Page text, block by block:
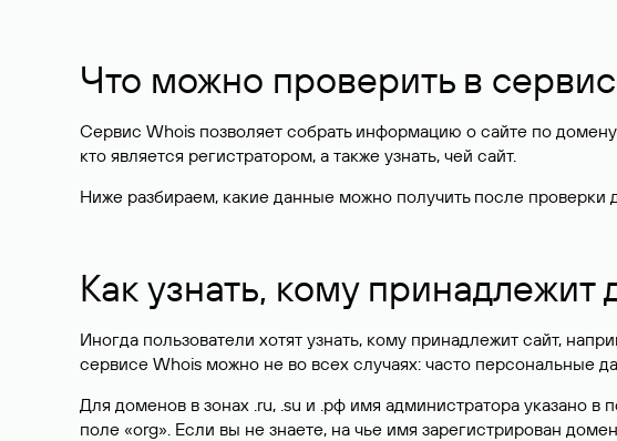
Что можно проверить в
Сервис Whois позволяет собрать информацию о сайте по
кто является регистратором, а также узнать, чей сайт.
Ниже разбираем, какие данные можно получить после проверки
Как узнать, кому принадлежит
Иногда пользователи хотят узнать, кому принадлежит сайт,
сервисе Whois можно не во всех случаях: часто персональные
Для доменов в зонах .ru, .su и .рф имя администратора указано
поле «org». Если вы не знаете, на чье имя зарегистрирован